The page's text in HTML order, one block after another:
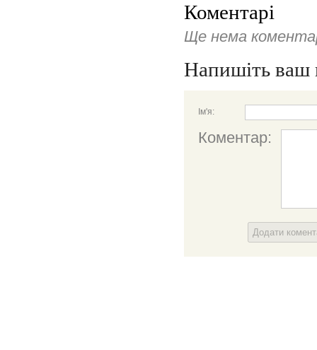
Коментарі
Ще нема
Напишіть ваш
Ім'я:
Коментар:
Додати